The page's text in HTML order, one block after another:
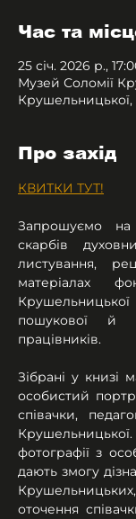
Час та
25 січ. 2026 р.,
Музей Соломії
Крушельницької,
Про захід
КВИТКИ ТУТ!
Запрошуємо на
скарбів
листування,
матеріалах
пошукової й
працівників.
Зібрані у книзі
особистий
співачки,
Крушельницької.
фотографії з
дають змогу
оточення